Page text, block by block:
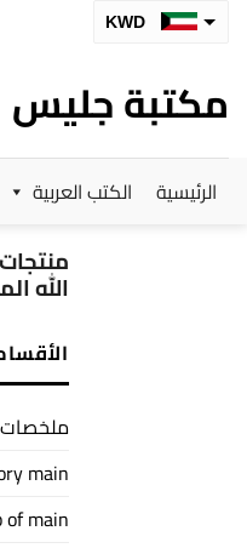
تخطي
KWD
AED
OMR
مكتبة جليس
الرئيسية الكتب العربية
الله
main
of main